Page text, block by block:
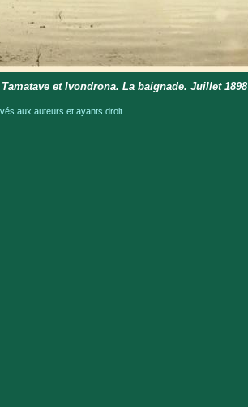
et Ivondrona. La baignade. Juillet 1898
aux auteurs et ayants droit